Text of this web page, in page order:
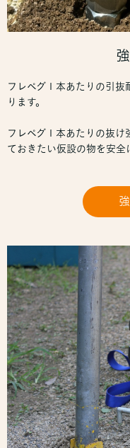
フレペグ１本あたりの引抜
ります。
フレペグ１本あたりの抜け
ておきたい仮設の物を安全